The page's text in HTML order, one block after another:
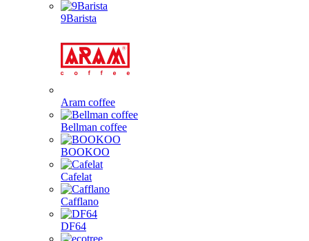
9Barista
Aram coffee
Bellman coffee
BOOKOO
Cafelat
Cafflano
DF64